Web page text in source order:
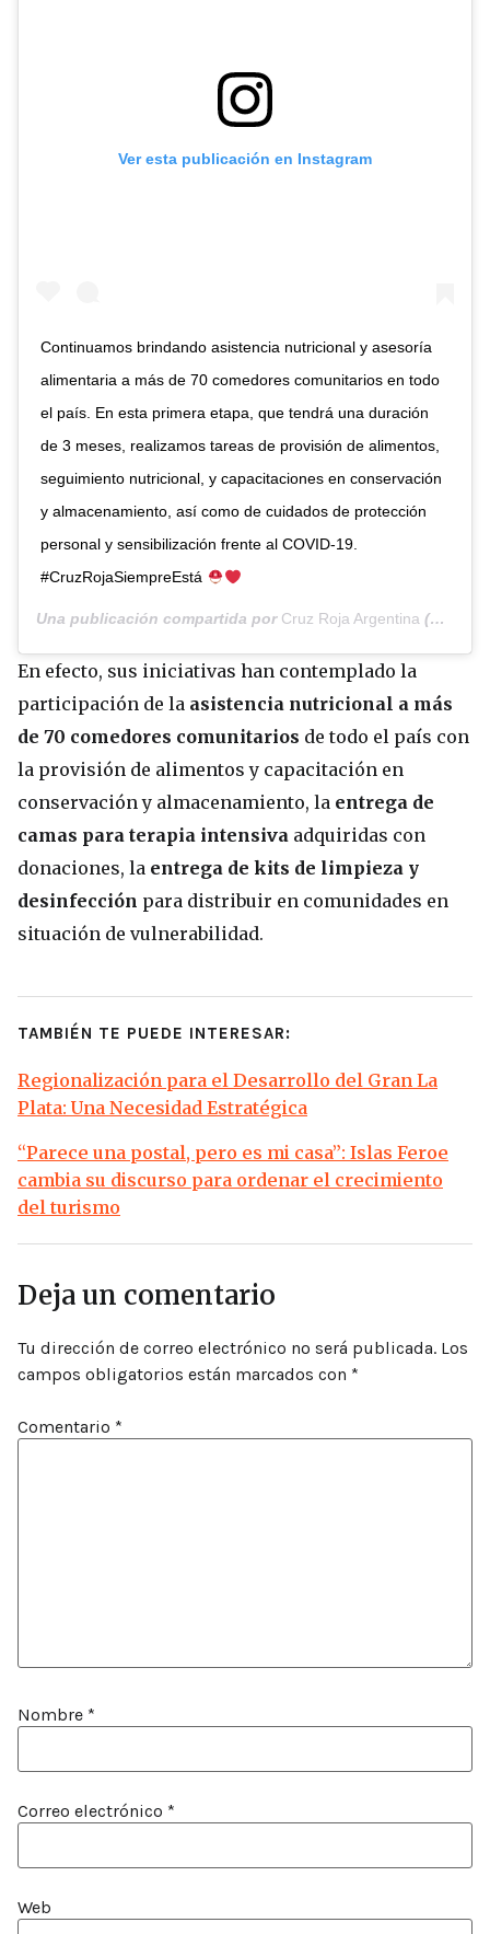
Ver esta publicación en Instagram
Continuamos brindando asistencia nutricional y asesoría
alimentaria a más de 70 comedores comunitarios en todo
el país. En esta primera etapa, que tendrá una duración
de 3 meses, realizamos tareas de provisión de alimentos,
seguimiento nutricional, y capacitaciones en conservación
y almacenamiento, así como de cuidados de protección
personal y sensibilización frente al COVID-19.
#CruzRojaSiempreEstá
Una publicación compartida por Cruz Roja Argentina (@cruzrojaarg) el
En efecto, sus iniciativas han contemplado la
participación de la asistencia nutricional a más
de 70 comedores comunitarios de todo el país con
la provisión de alimentos y capacitación en
conservación y almacenamiento, la entrega de
camas para terapia intensiva adquiridas con
donaciones, la entrega de kits de limpieza y
desinfección para distribuir en comunidades en
situación de vulnerabilidad.
TAMBIÉN TE PUEDE INTERESAR:
Regionalización para el Desarrollo del Gran La
Plata: Una Necesidad Estratégica
“Parece una postal, pero es mi casa”: Islas Feroe
cambia su discurso para ordenar el crecimiento
del turismo
Deja un comentario
Tu dirección de correo electrónico no será publicada. Los
campos obligatorios están marcados con *
Comentario *
Nombre *
Correo electrónico *
Web